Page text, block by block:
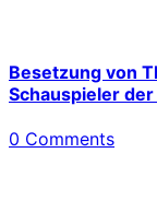
Besetzung von
Schauspieler
0 Comments